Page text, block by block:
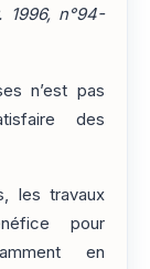
1996, n°94-
n’est pas
des
les travaux
pour
en